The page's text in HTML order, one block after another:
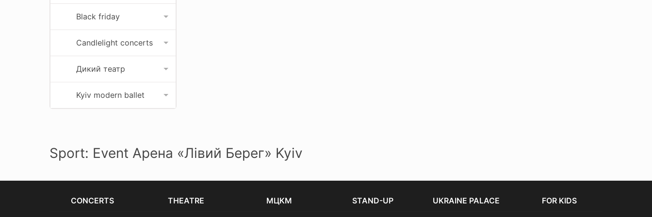
Black friday
Candlelight concerts
Дикий театр
Kyiv modern ballet
Sport: Event Арена «Лівий Берег» Kyiv
CONCERTS THEATRE МЦКМ STAND-UP UKRAINE PALACE FOR KIDS